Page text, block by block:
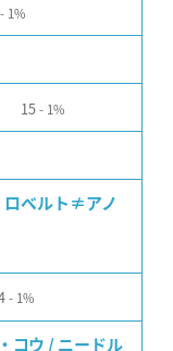
1%
15 1%
ロベルト≠アノ
1%
コウ / ニードル